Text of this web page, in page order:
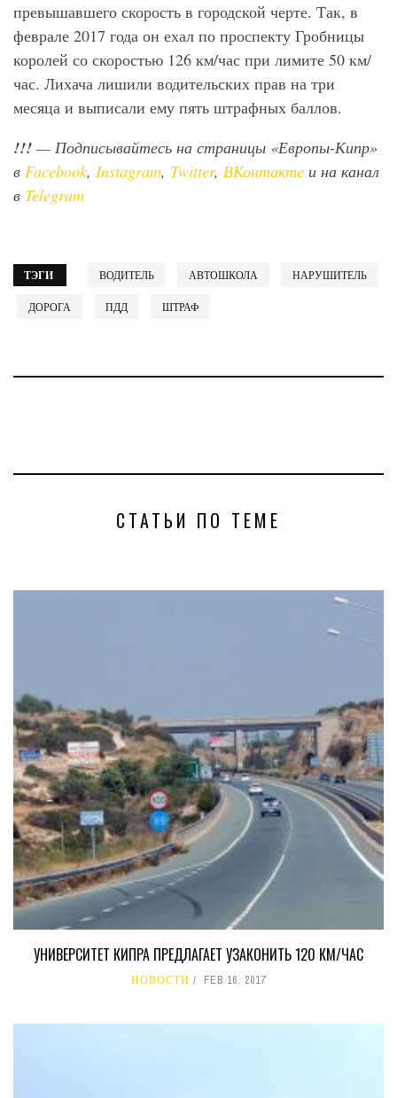
превышавшего скорость в городской черте. Так, в
феврале 2017 года он ехал по проспекту Гробницы
королей со скоростью 126 км/час при лимите 50 км/
час. Лихача лишили водительских прав на три
месяца и выписали ему пять штрафных баллов.
!!! — Подписывайтесь на страницы «Европы-Кипр»
в Facebook, Instagram, Twitter, ВКонтакте и на канал
в Telegram
ТЭГИ ВОДИТЕЛЬ АВТОШКОЛА НАРУШИТЕЛЬ
ДОРОГА ПДД ШТРАФ
СТАТЬИ ПО ТЕМЕ
УНИВЕРСИТЕТ КИПРА ПРЕДЛАГАЕТ УЗАКОНИТЬ 120 КМ/ЧАС
НОВОСТИ FEB 16, 2017